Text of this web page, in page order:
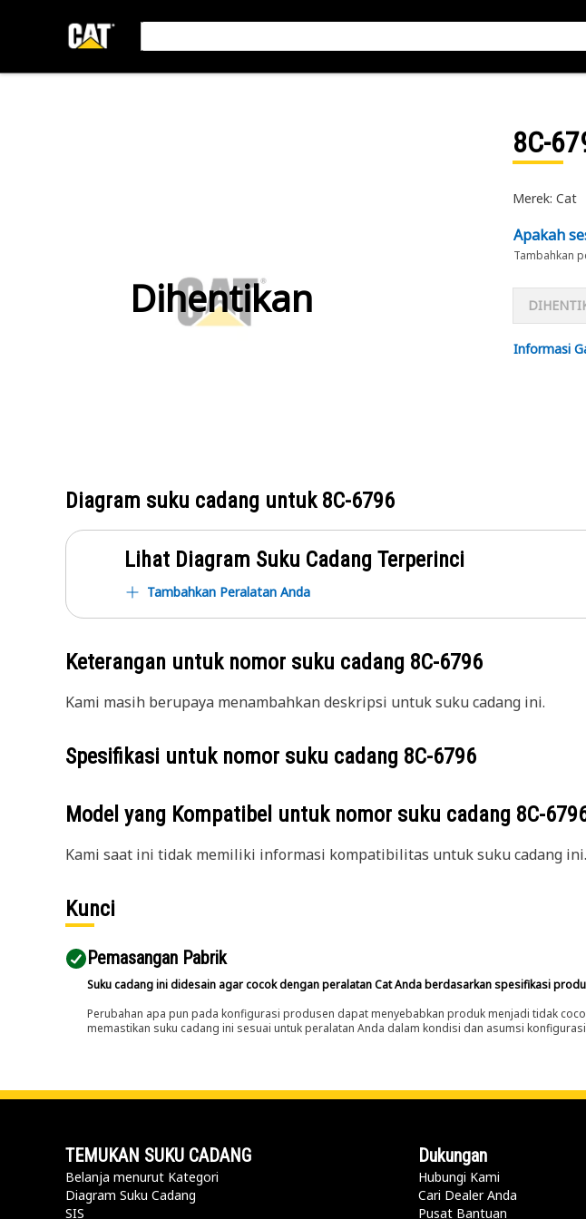
Dihentikan
8C-
Merek: Cat
Apakah
Tambahkan
Informasi
Diagram suku cadang untuk8C-6796
Lihat Diagram Suku Cadang Terperinci
Tambahkan Peralatan Anda
Keterangan untuk nomor suku cadang 8C-6796
Kami masih berupaya menambahkan deskripsi untuk suku cadang ini.
Spesifikasi untuk nomor suku cadang 8C-6796
Model yang Kompatibel untuk nomor suku cadang 8C-
Kami saat ini tidak memiliki informasi kompatibilitas untuk suku cadang ini.
Kunci
Pemasangan Pabrik
Suku cadang ini didesain agar cocok dengan peralatan Cat Anda berdasarkan spesifikasi
Perubahan apa pun pada konfigurasi produsen dapat menyebabkan produk menjadi tidak
memastikan suku cadang ini sesuai untuk peralatan Anda dalam kondisi dan asumsi
TEMUKAN SUKU CADANG
Belanja menurut Kategori
Diagram Suku Cadang
SIS
Dukungan
Hubungi Kami
Cari Dealer Anda
Pusat Bantuan